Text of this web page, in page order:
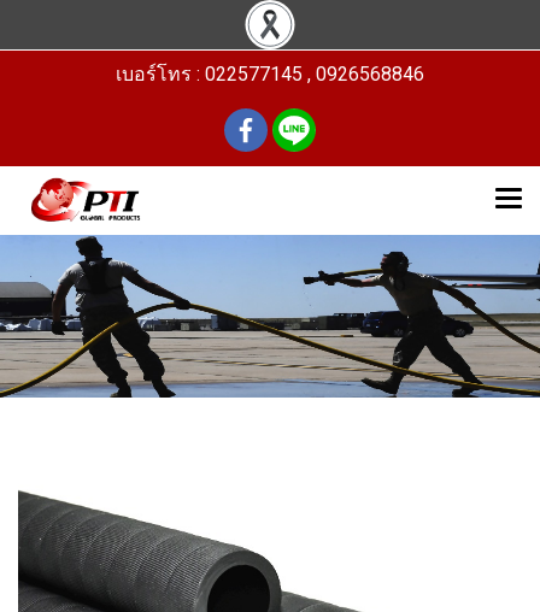
เบอร์โทร : 022577145 , 0926568846